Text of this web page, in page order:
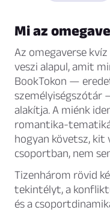
Mi az
Az omegaverse
veszi alapul, amit
BookTokon —
személyiségszótár
alakítja. A miénk
romantika-
hogyan követsz, kit
csoportban, nem
Tizenhárom rövid
tekintélyt, a
és a